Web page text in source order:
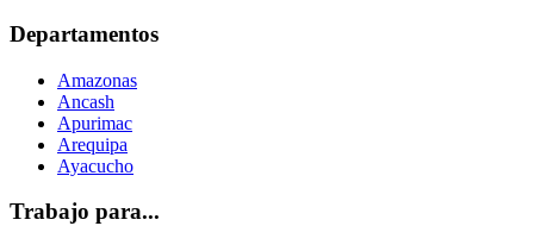
Departamentos
Amazonas
Ancash
Apurimac
Arequipa
Ayacucho
Trabajo para...